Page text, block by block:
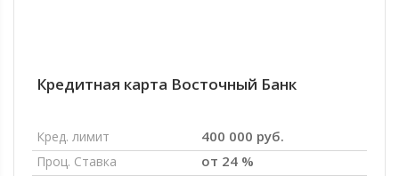
Кредитная карта Восточный Банк
Кред. лимит 400 000 руб.
Проц. Ставка от 24 %